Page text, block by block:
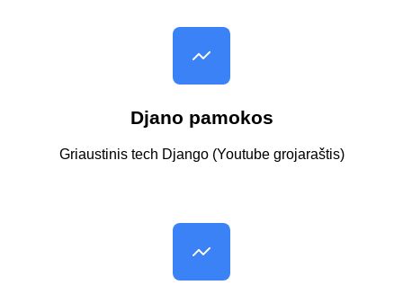
Djano pamokos
Griaustinis tech Django (Youtube grojaraštis)